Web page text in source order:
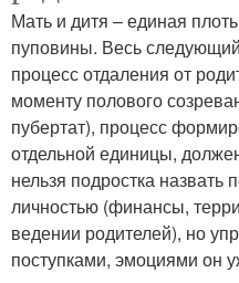
Мать и дитя – единая
пуповины. Весь
процесс отдаления от
моменту полового
пубертат), процесс
отдельной единицы,
нельзя подростка назвать
личностью (финансы,
ведении родителей), но
поступками, эмоциями он